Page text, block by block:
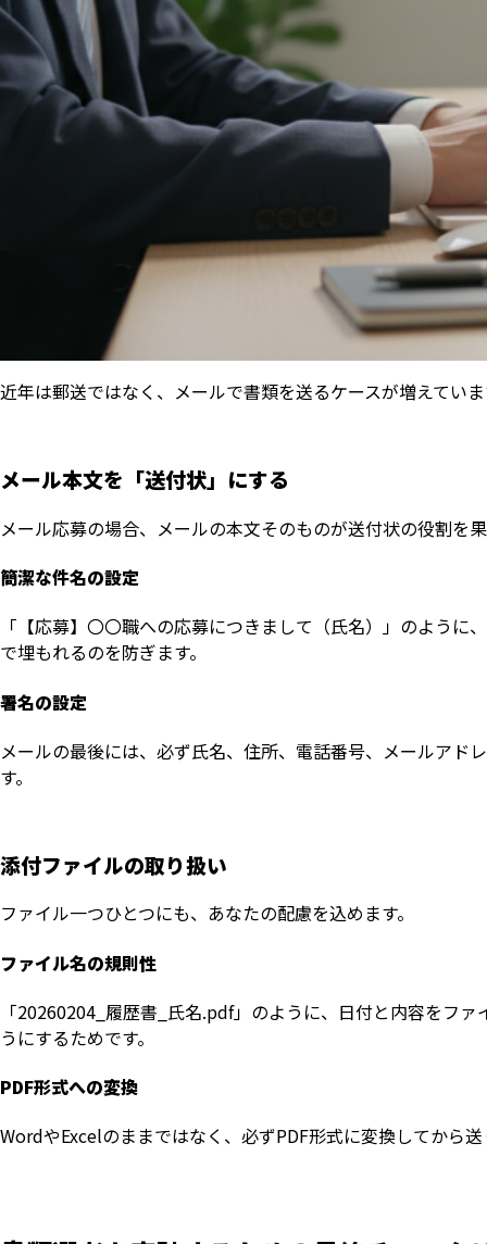
近年は郵送ではなく、メールで書類を送るケースが増えてい
メール本文を「送付状」にする
メール応募の場合、メールの本文そのものが送付状の役割を
簡潔な件名の設定
「【応募】〇〇職への応募につきまして（氏名）」のよう
で埋もれるのを防ぎます。
署名の設定
メールの最後には、必ず氏名、住所、電話番号、メールアド
す。
添付ファイルの取り扱い
ファイル一つひとつにも、あなたの配慮を込めます。
ファイル名の規則性
「20260204_履歴書_氏名.pdf」のように、日付と内容をフ
うにするためです。
PDF形式への変換
WordやExcelのままではなく、必ずPDF形式に変換してから